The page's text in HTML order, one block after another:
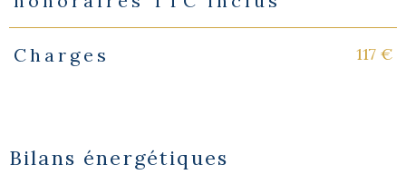
Charges 117 €
Bilans énergétiques